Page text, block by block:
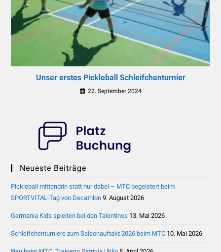
Unser erstes Pickleball Schleifchenturnier
22. September 2024
Neueste Beiträge
Pickleball mittendrin statt nur dabei – MTC begeistert beim
SPORTVITAL-Tag von Decathlon 9. August 2026
Germania Kids spielten bei den Talentinos 13. Mai 2026
Schleifchenturniere zum Saisonauftakt 2026 beim MTC 10. Mai 2026